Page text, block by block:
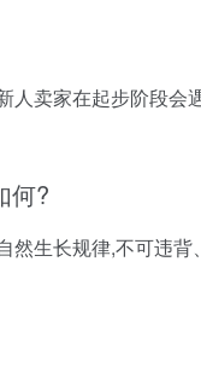
卖家在起步阶段会
何?
生长规律,不可违